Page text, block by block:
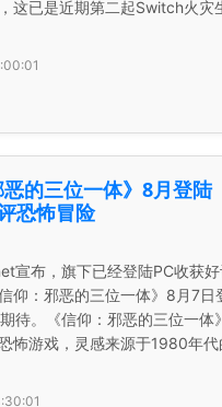
这已是近期第二起Switch火灾
恶的三位一体》8月登陆
恐怖冒险
宣布，旗下已经登陆PC收获
仰：邪恶的三位一体》8月7日
待。《信仰：邪恶的三位一体
怖游戏，灵感来源于1980年代